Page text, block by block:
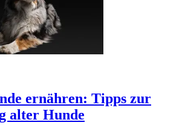
ernähren: Tipps zur
alter Hunde